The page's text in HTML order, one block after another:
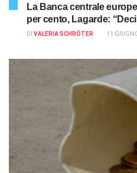
La Banca centrale
per cento, Lagarde:
DI VALERIA SCHRÖTER 11